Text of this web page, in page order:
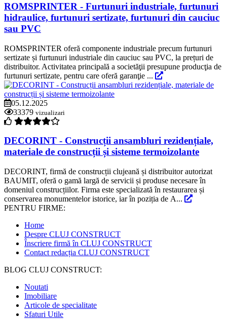
ROMSPRINTER - Furtunuri industriale, furtunuri
hidraulice, furtunuri sertizate, furtunuri din cauciuc
sau PVC
ROMSPRINTER oferă componente industriale precum furtunuri
sertizate și furtunuri industriale din cauciuc sau PVC, la prețuri de
distribuitor. Activitatea principală a societăţii presupune producţia de
furtunuri sertizate, pentru care oferă garanţie ...
05.12.2025
33379 vizualizari
DECORINT - Construcții ansambluri rezidențiale,
materiale de construcții și sisteme termoizolante
DECORINT, firmă de construcții clujeană și distribuitor autorizat
BAUMIT, oferă o gamă largă de servicii și produse necesare în
domeniul construcțiilor. Firma este specializată în restaurarea și
conservarea monumentelor istorice, iar în poziția de A...
PENTRU FIRME:
Home
Despre CLUJ CONSTRUCT
Înscriere firmă în CLUJ CONSTRUCT
Contact redacția CLUJ CONSTRUCT
BLOG CLUJ CONSTRUCT:
Noutati
Imobiliare
Articole de specialitate
Sfaturi Utile